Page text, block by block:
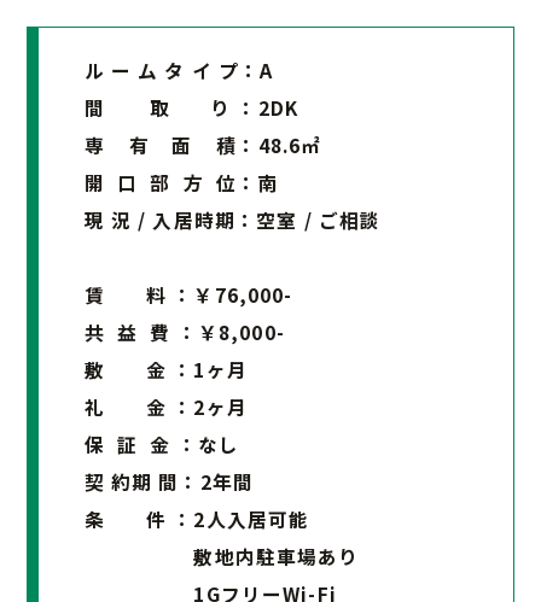
ル ー ム タ イ プ：A
間 取 り ：2DK
専 有 面 積：48.6㎡
開 口 部 方 位：南
現 況 / 入居時期：空室 / ご相談
賃 料 ：￥76,000-
共 益 費 ：￥8,000-
敷 金 ：1ヶ月
礼 金 ：2ヶ月
保 証 金 ：なし
契 約期 間：2年間
条 件 ：2人入居可能
敷地内駐車場あり
1GフリーWi-Fi